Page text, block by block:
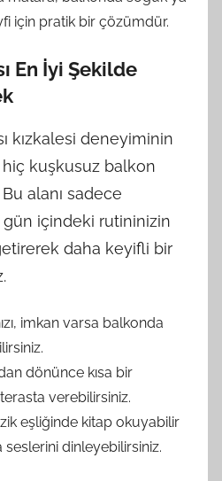
için pratik bir çözümdür.
En İyi Şekilde
kızkalesi deneyiminin
kuşkusuz balkon
Bu alanı sadece
içindeki rutininizin
daha keyifli bir
imkan varsa balkonda
dönünce kısa bir
verebilirsiniz.
eşliğinde kitap okuyabilir
dinleyebilirsiniz.